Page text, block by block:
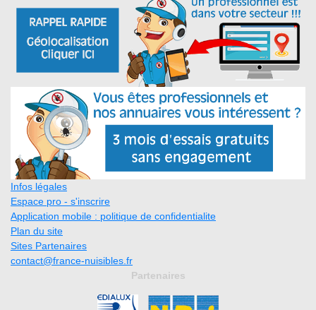
Infos légales
Espace pro - s'inscrire
Application mobile : politique de confidentialite
Plan du site
Sites Partenaires
contact@france-nuisibles.fr
Partenaires